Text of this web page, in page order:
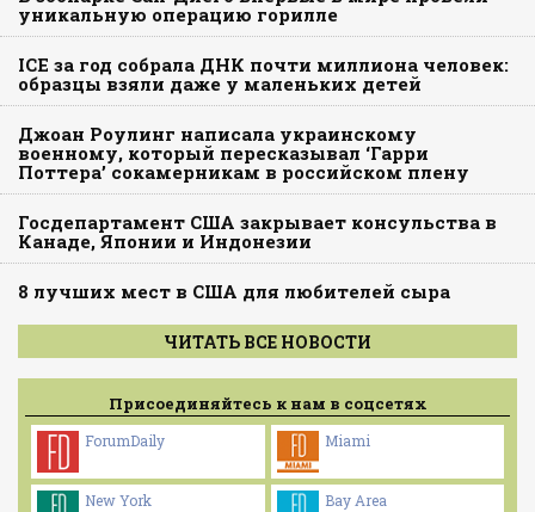
уникальную операцию горилле
ICE за год собрала ДНК почти миллиона человек:
образцы взяли даже у маленьких детей
Джоан Роулинг написала украинскому
военному, который пересказывал ‘Гарри
Поттера’ сокамерникам в российском плену
Госдепартамент США закрывает консульства в
Канаде, Японии и Индонезии
8 лучших мест в США для любителей сыра
ЧИТАТЬ ВСЕ НОВОСТИ
Присоединяйтесь к нам в соцсетях
ForumDaily Miami
New York Bay Area